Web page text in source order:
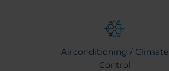
Airconditioning / Climate
Control